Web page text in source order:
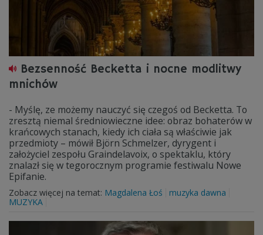
Bezsenność Becketta i nocne modlitwy
mnichów
- Myślę, ze możemy nauczyć się czegoś od Becketta. To
zresztą niemal średniowieczne idee: obraz bohaterów w
krańcowych stanach, kiedy ich ciała są właściwie jak
przedmioty – mówił Björn Schmelzer, dyrygent i
założyciel zespołu Graindelavoix, o spektaklu, który
znalazł się w tegorocznym programie festiwalu Nowe
Epifanie.
Zobacz więcej na temat: Magdalena Łoś
muzyka dawna
MUZYKA